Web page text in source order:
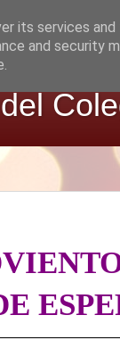
its services
and security